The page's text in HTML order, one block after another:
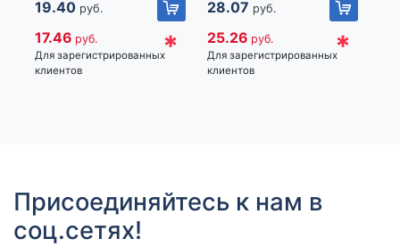
код товара: 418298
Импортер: Частное торговое унитарное предприятие
«Книжный Клуб», Республика Беларусь, 223060, Минская
фруктовый лимонад,
URAL LAB
19.40 руб.
17.46 руб.
Для зарегистрированных
клиентов
*
28.07 руб.
25.26 руб.
Для зарегистрированных
клиентов
*
Присоединяйтесь к нам в
соц.сетях!